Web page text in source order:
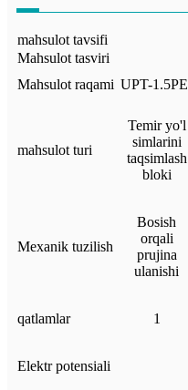
mahsulot tavsifi
Mahsulot tasviri
Mahsulot raqami UPT-1.5PE
mahsulot turi
Temir yo'l
simlarini
taqsimlash
bloki
Mexanik tuzilish
Bosish
orqali
prujina
ulanishi
qatlamlar 1
Elektr potensiali